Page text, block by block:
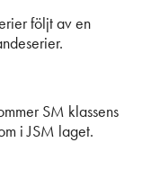
följt av en
SM klassens
i JSM laget.